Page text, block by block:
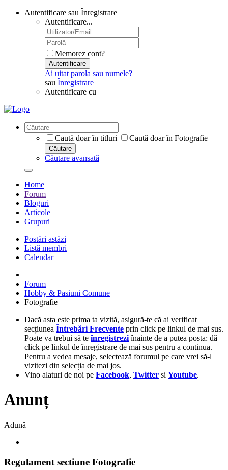
Autentificare sau Înregistrare
Autentificare...
Memorez cont?
Autentificare
Ai uitat parola sau numele?
sau Înregistrare
Autentificare cu
Caută doar în titluri Caută doar în Fotografie
Căutare
Căutare avansată
Home
Forum
Bloguri
Articole
Grupuri
Postări astăzi
Listă membri
Calendar
Forum
Hobby & Pasiuni Comune
Fotografie
Dacă asta este prima ta vizită, asigură-te că ai verificat
secțiunea Întrebări Frecvente prin click pe linkul de mai sus.
Poate va trebui să teînregistreziînainte de a putea posta: dă
click pe linkul de înregistrare de mai sus pentru a continua.
Pentru a vedea mesaje, selectează forumul pe care vrei să-l
vizitezi din selecția de mai jos.
Vino alaturi de noi pe Facebook, Twitter si Youtube.
Anunț
Adună
Regulament sectiune Fotografie